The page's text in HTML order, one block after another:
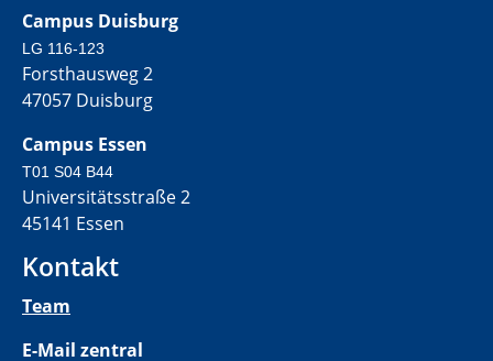
Campus Duisburg
LG 116-123
Forsthausweg 2
47057 Duisburg
Campus Essen
T01 S04 B44
Universitätsstraße 2
45141 Essen
Kontakt
Team
E-Mail zentral